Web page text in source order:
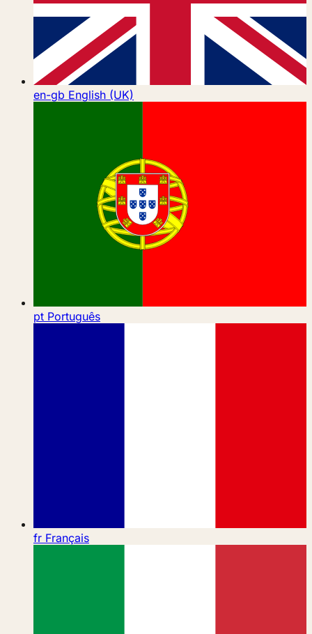
en-gb English (UK)
pt Português
fr Français